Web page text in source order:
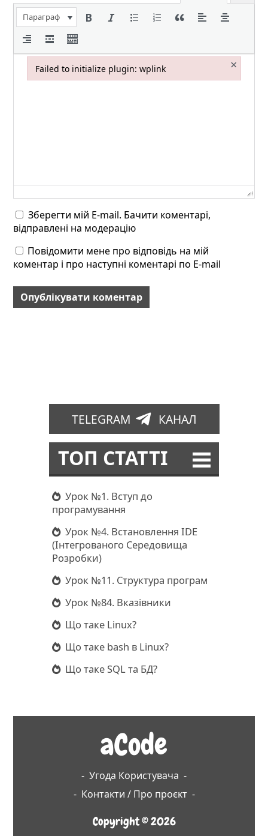
Параграф
Зберегти мій E-mail. Бачити коментарі,
відправлені на модерацію
Повідомити мене про відповідь на мій
коментар і про наступні коментарі по E-mail
TELEGRAM КАНАЛ
ТОП СТАТТІ
Урок №1. Вступ до
програмування
Урок №4. Встановлення IDE
(Інтегрованого Середовища
Розробки)
Урок №11. Структура програм
Урок №84. Вказівники
Що таке Linux?
Що таке bash в Linux?
Що таке SQL та БД?
aCode
- Угода Користувача -
- Контакти / Про проєкт -
Copyright © 2026
Failed to initialize plugin: wplink ×
Failed to initialize plugin: wplink